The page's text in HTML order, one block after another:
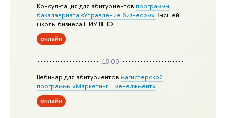
Консультация для абитуриентов программы
бакалавриата «Управление бизнесом» Высшей
школы бизнеса НИУ ВШЭ
онлайн
18:00
Вебинар для абитуриентовмагистерской
программы «Маркетинг - менеджмент»
онлайн